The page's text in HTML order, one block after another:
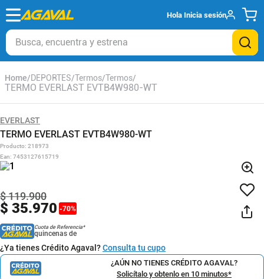
Hola Inicia sesión
Busca, encuentra y estrena
DEPORTES Termos Termos
TERMO EVERLAST EVTB4W980-WT
EVERLAST
TERMO EVERLAST EVTB4W980-WT
Producto: 218973
Ean: 7453127615719
$ 35.970 -70%
$119.900
Cuota de Referencia*
quincenas de
¿Ya tienes Crédito Agaval?Consulta tu cupo
¿AÚN NO TIENES CRÉDITO AGAVAL?
Solicítalo y obtenlo en 10 minutos*